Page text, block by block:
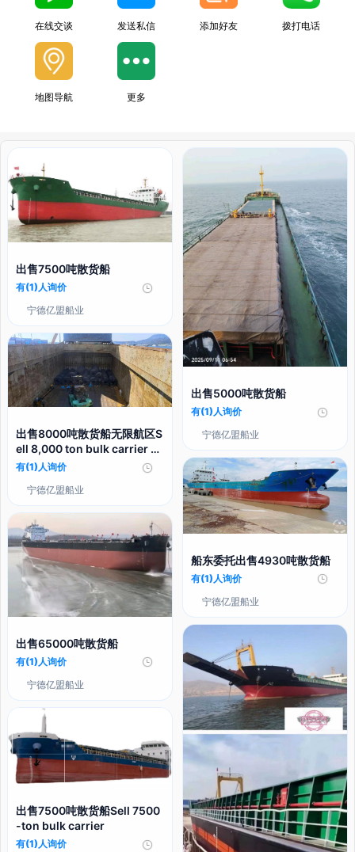
在线交谈 发送私信 添加好友 拨打电话
地图导航 更多
出售7500吨散货船
有(1)人询价
宁德亿盟船业
出售8000吨散货船无限航区S
ell 8,000 ton bulk carrier u
nlimited
有(1)人询价
宁德亿盟船业
出售65000吨散货船
有(1)人询价
宁德亿盟船业
出售7500吨散货船Sell 7500
-ton bulk carrier
有(1)人询价
出售5000吨散货船
有(1)人询价
宁德亿盟船业
船东委托出售4930吨散货船
有(1)人询价
宁德亿盟船业